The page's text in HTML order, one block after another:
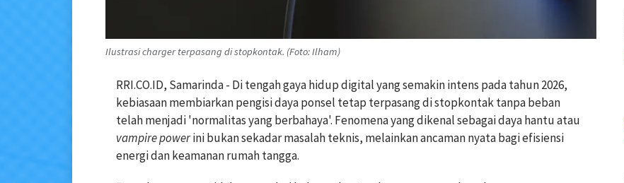
Ilustrasi charger terpasang di stopkontak. (Foto: Ilham)
RRI.CO.ID, Samarinda - Di tengah gaya hidup digital yang semakin intens pada tahun 2026,
kebiasaan membiarkan pengisi daya ponsel tetap terpasang di stopkontak tanpa beban
telah menjadi 'normalitas yang berbahaya'. Fenomena yang dikenal sebagai daya hantu atau
vampire powerini bukan sekadar masalah teknis, melainkan ancaman nyata bagi efisiensi
energi dan keamanan rumah tangga.